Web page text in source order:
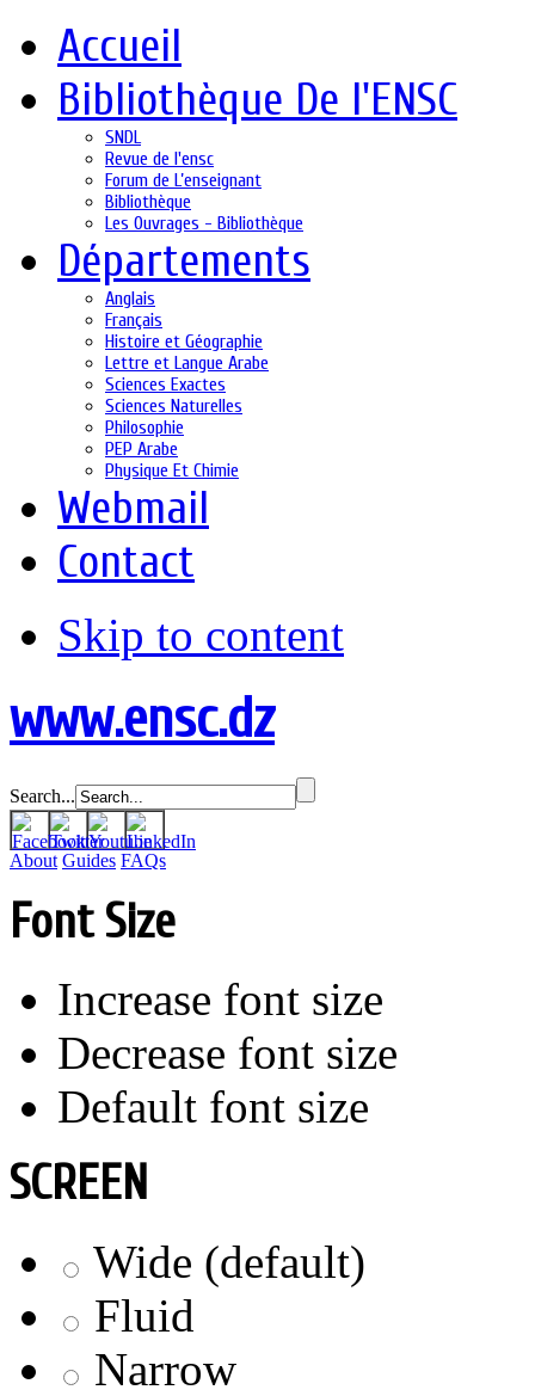
Accueil
Bibliothèque De l'ENSC
SNDL
Revue de l'ensc
Forum de L’enseignant
Bibliothèque
Les Ouvrages - Bibliothèque
Départements
Anglais
Français
Histoire et Géographie
Lettre et Langue Arabe
Sciences Exactes
Sciences Naturelles
Philosophie
PEP Arabe
Physique Et Chimie
Webmail
Contact
Skip to content
www.ensc.dz
Search...
About Guides FAQs
Font Size
Increase font size
Decrease font size
Default font size
SCREEN
Wide (default)
Fluid
Narrow